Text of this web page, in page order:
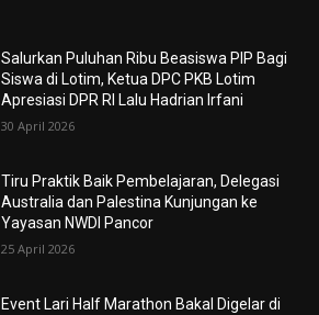
Salurkan Puluhan Ribu Beasiswa PIP Bagi
Siswa di Lotim, Ketua DPC PKB Lotim
Apresiasi DPR RI Lalu Hadrian Irfani
30 April 2026
Tiru Praktik Baik Pembelajaran, Delegasi
Australia dan Palestina Kunjungan ke
Yayasan NWDI Pancor
25 April 2026
Event Lari Half Marathon Bakal Digelar di